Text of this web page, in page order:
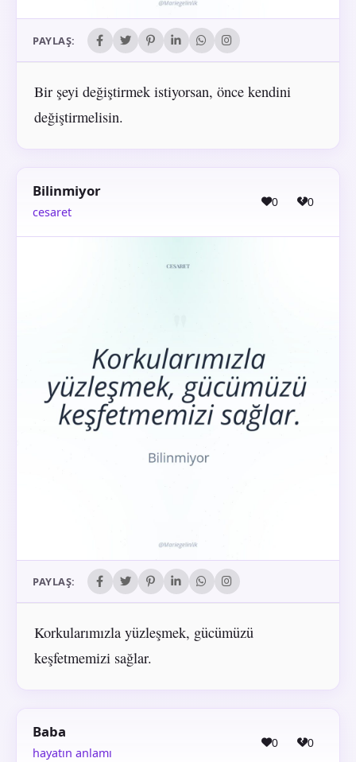
PAYLAŞ:
Bir şeyi değiştirmek istiyorsan, önce kendini
değiştirmelisin.
Bilinmiyor
cesaret
0 0
PAYLAŞ:
Korkularımızla yüzleşmek, gücümüzü
keşfetmemizi sağlar.
Baba
hayatın anlamı
0 0